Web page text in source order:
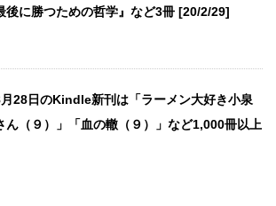
後に勝つための哲学』など3冊 [20/2/29]
28日のKindle新刊は「ラーメン大好き小泉
ん（９）」「血の轍（９）」など1,000冊以上